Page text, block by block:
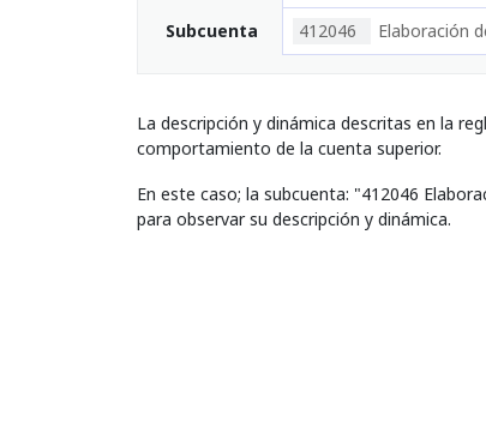
Subcuenta 412046 Elaboración
La descripción y dinámica descritas en la
comportamiento de la cuenta superior.
En este caso; la subcuenta: "412046
para observar su descripción y dinámica.